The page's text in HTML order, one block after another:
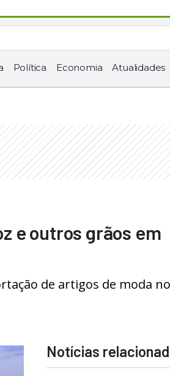
Política Economia Atualidades
e outros grãos em
de artigos de moda no
Notícias